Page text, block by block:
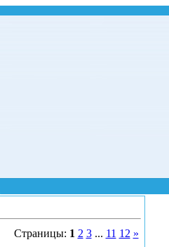
Страницы: 1 2 3 ... 11 12 »